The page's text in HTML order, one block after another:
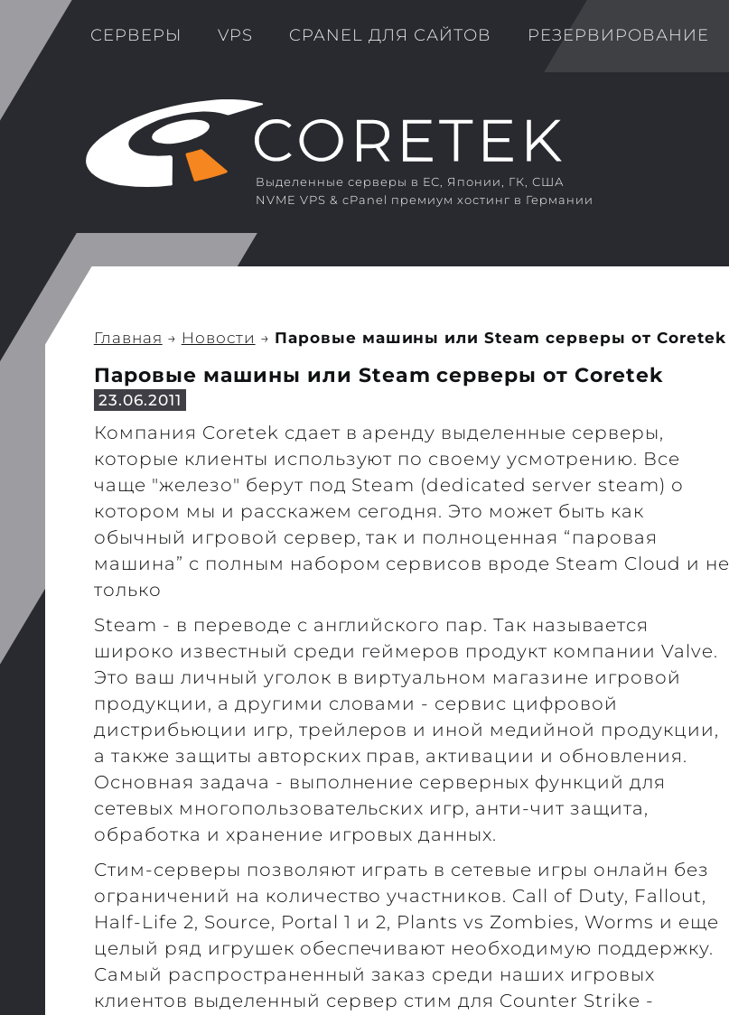
СЕРВЕРЫ VPS CPANEL ДЛЯ САЙТОВ РЕЗЕРВИРОВАНИЕ
Выделенные серверы в ЕС, Японии, ГК, США
NVME VPS & cPanel премиум хостинг в Германии
Главная → Новости → Паровые машины или Steam серверы от Coretek
Паровые машины или Steam серверы от Coretek
23.06.2011
Компания Coretek сдает в аренду выделенные серверы,
которые клиенты используют по своему усмотрению. Все
чаще "железо" берут под Steam (dedicated server steam) о
котором мы и расскажем сегодня. Это может быть как
обычный игровой сервер, так и полноценная “паровая
машина” с полным набором сервисов вроде Steam Cloud и не
только
Steam - в переводе с английского пар. Так называется
широко известный среди геймеров продукт компании Valve.
Это ваш личный уголок в виртуальном магазине игровой
продукции, а другими словами - сервис цифровой
дистрибьюции игр, трейлеров и иной медийной продукции,
а также защиты авторских прав, активации и обновления.
Основная задача - выполнение серверных функций для
сетевых многопользовательских игр, анти-чит защита,
обработка и хранение игровых данных.
Стим-серверы позволяют играть в сетевые игры онлайн без
ограничений на количество участников. Call of Duty, Fallout,
Half-Life 2, Source, Portal 1 и 2, Plants vs Zombies, Worms и еще
целый ряд игрушек обеспечивают необходимую поддержку.
Самый распространенный заказ среди наших игровых
клиентов выделенный сервер стим для Counter Strike -